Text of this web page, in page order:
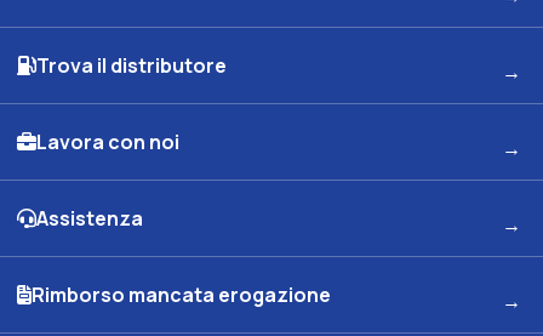
Trova il distributore
Lavora con noi
Assistenza
Rimborso mancata erogazione